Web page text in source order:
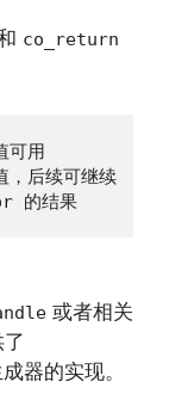
co_return
用
后续可继续
的结果
或者相关
器的实现。